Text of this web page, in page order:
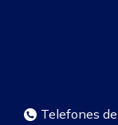
Telefones